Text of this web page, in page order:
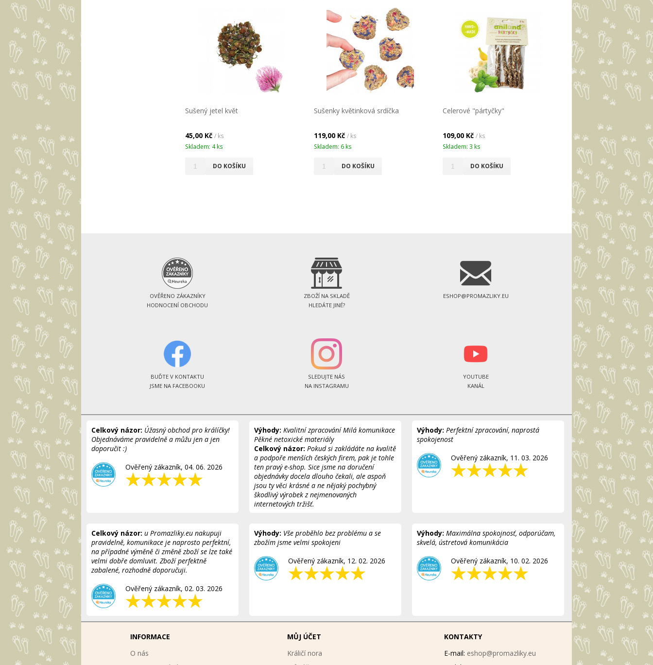
Sušený jetel květ
45,00 Kč / ks
Skladem: 4 ks
DO KOŠÍKU
Sušenky květinková srdíčka
119,00 Kč/ ks
Skladem: 6 ks
DO KOŠÍKU
Celerové "pártyčky"
109,00 Kč/ ks
Skladem: 3 ks
DO KOŠÍKU
OVĚŘENO ZÁKAZNÍKY
HODNOCENÍ OBCHODU
ZBOŽÍ NA SKLADĚ
HLEDÁTE JINÉ?
ESHOP@PROMAZLIKY.EU
BUĎTE V KONTAKTU
JSME NA FACEBOOKU
SLEDUJTE NÁS
NA INSTAGRAMU
YOUTUBE
KANÁL
Celkový názor: Úžasný obchod pro králíčky!
Objednáváme pravidelně a můžu jen a jen
doporučit :)
Ověřený zákazník, 04. 06. 2026
Výhody: Kvalitní zpracování Milá komunikace
Pěkné netoxické materiály
Celkový názor: Pokud si zakládáte na kvalitě
a podpoře menších českých firem, pak je tohle
ten pravý e-shop. Sice jsme na doručení
objednávky docela dlouho čekali, ale aspoň
jsou ty věci krásné a ne nějaký pochybný
škodlivý výrobek z nejmenovaných
internetových tržišť.
Výhody: Perfektní zpracování, naprostá
spokojenost
Ověřený zákazník, 11. 03. 2026
Celkový názor: u Promazliky.eu nakupuji
pravidelně, komunikace je naprosto perfektní,
na případné výměně či změně zboží se lze také
velmi dobře domluvit. Zboží perfektně
zabalené, rozhodně doporučuji.
Ověřený zákazník, 02. 03. 2026
Výhody: Vše proběhlo bez problému a se
zbožím jsme velmi spokojeni
Ověřený zákazník, 12. 02. 2026
Výhody: Maximálna spokojnosť, odporúčam,
skvelá, ústretová komunikácia
Ověřený zákazník, 10. 02. 2026
INFORMACE
O nás
MŮJ ÚČET
Králičí nora
KONTAKTY
E-mail: eshop@promazliky.eu